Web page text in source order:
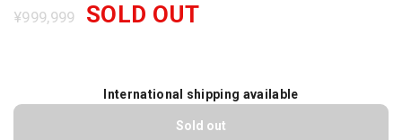
¥999,999 SOLD OUT
International shipping available
Sold out